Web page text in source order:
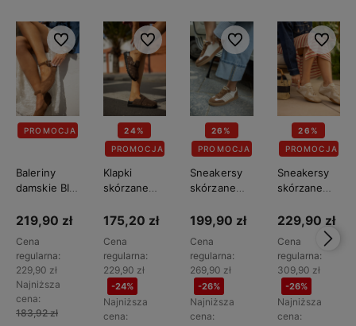
PROMOCJA
Baleriny
damskie BIG
TT274211
219,90 zł
Cena
regularna:
229,90 zł
Najniższa
cena:
183,92 zł
Do ulubionych
24%
PROMOCJA
Klapki
skórzane
STAR
175,20 zł
Cena
regularna:
229,90 zł
-24%
Najniższa
cena:
Do ulubionych
26%
PROMOCJA
Sneakersy
skórzane
STAR
199,90 zł
Cena
regularna:
269,90 zł
-26%
Najniższa
cena:
Do ulubionych
26%
PROMOCJA
Sneakersy
skórzane
STAR
TT274577
229,90 zł
Cena
regularna:
309,90 zł
-26%
Najniższa
cena:
Do